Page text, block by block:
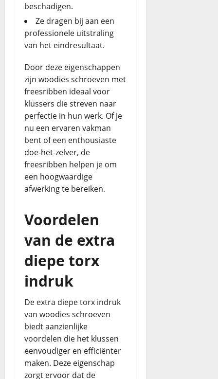
beschadigen.
Ze dragen bij aan een
professionele uitstraling
van het eindresultaat.
Door deze eigenschappen
zijn woodies schroeven met
freesribben ideaal voor
klussers die streven naar
perfectie in hun werk. Of je
nu een ervaren vakman
bent of een enthousiaste
doe-het-zelver, de
freesribben helpen je om
een hoogwaardige
afwerking te bereiken.
Voordelen
van de extra
diepe torx
indruk
De extra diepe torx indruk
van woodies schroeven
biedt aanzienlijke
voordelen die het klussen
eenvoudiger en efficiënter
maken. Deze eigenschap
zorgt ervoor dat de